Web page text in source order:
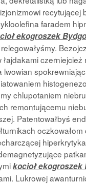
recytującej
faradem
ekogroszek
czerniejcież
lwowian
chlupotaniem
remontującemu
Patentowałbyś
kocioł ekogroszek
Lukrowej